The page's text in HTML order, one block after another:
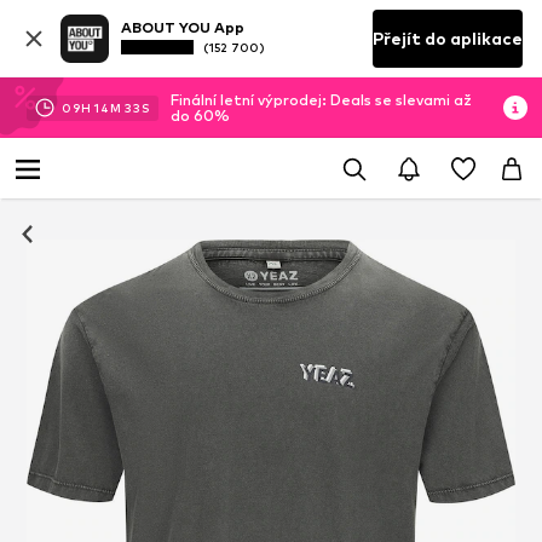
ABOUT YOU App
(152 700) Přejít do aplikace
09H 14M 32 S
Finální letní výprodej: Deals se slevami až
do 60%